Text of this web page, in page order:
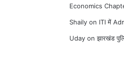
Economics
Shaily on ITI में
Uday onझारखंड